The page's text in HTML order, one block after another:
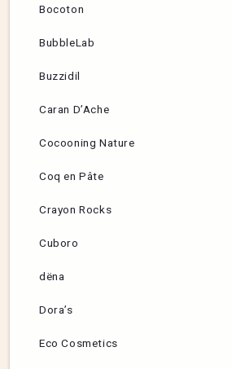
Bocoton
BubbleLab
Buzzidil
Caran D’Ache
Cocooning Nature
Coq en Pâte
Crayon Rocks
Cuboro
dëna
Dora’s
Eco Cosmetics